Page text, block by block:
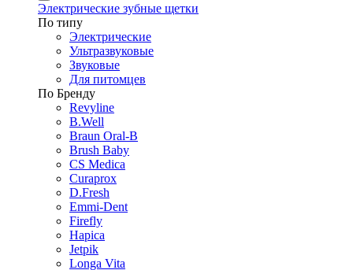
Электрические зубные щетки
По типу
Электрические
Ультразвуковые
Звуковые
Для питомцев
По Бренду
Revyline
B.Well
Braun Oral-B
Brush Baby
CS Medica
Curaprox
D.Fresh
Emmi-Dent
Firefly
Hapica
Jetpik
Longa Vita